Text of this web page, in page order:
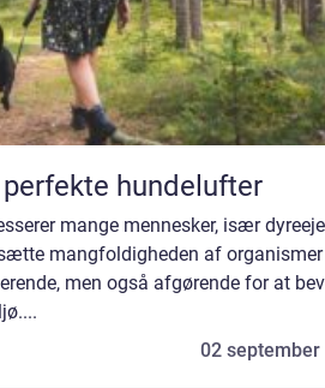
hundelufter
mange mennesker, især
mangfoldigheden af
men også afgørende for at
02 september